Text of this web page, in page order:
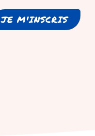
JE M'INSCRIS